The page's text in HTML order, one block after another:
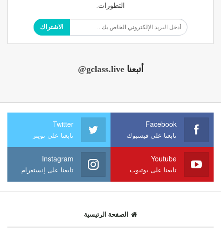
التطورات.
الاشتراك
أتبعنا@gclass.live
Facebook
تابعنا على فيسبوك
Twitter
تابعنا على تويتر
Youtube
تابعنا على يوتيوب
Instagram
تابعنا على إنستغرام
الصفحة الرئيسية